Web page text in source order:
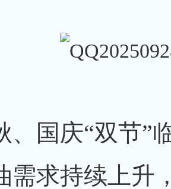
国庆“双节”
需求持续上升